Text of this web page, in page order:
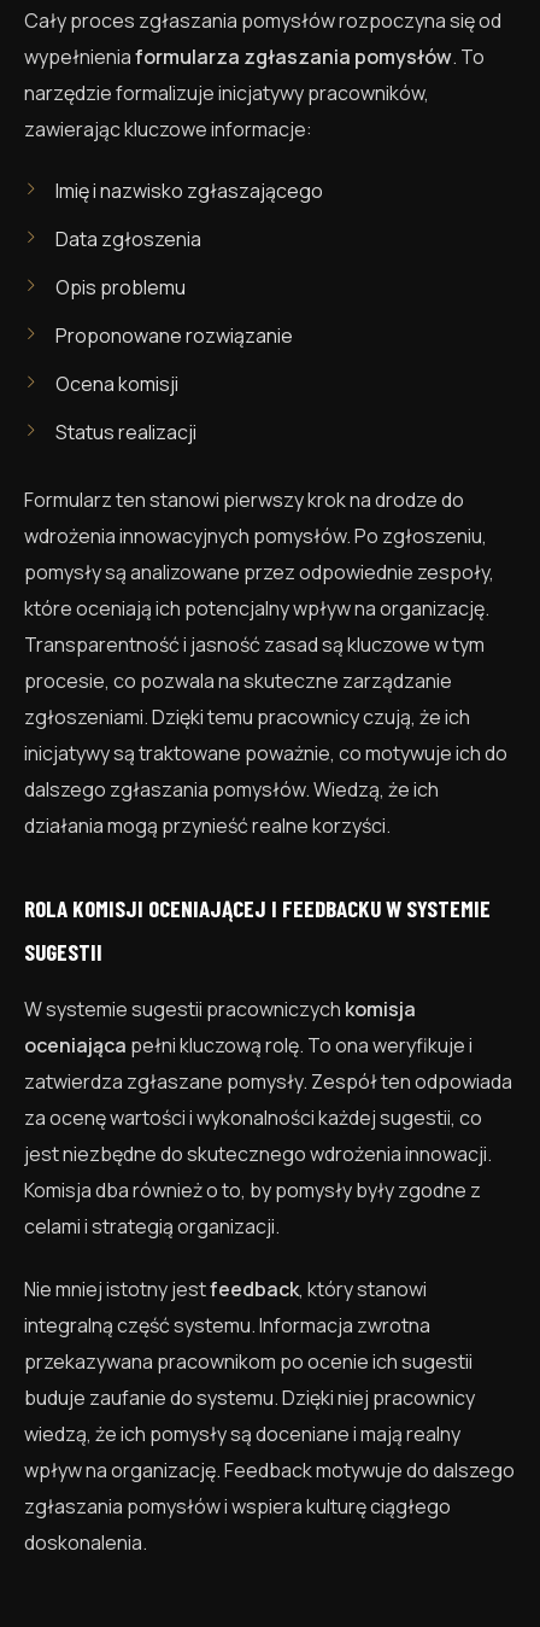
Cały proces zgłaszania pomysłów rozpoczyna się od
wypełnieniaformularza zgłaszania pomysłów. To
narzędzie formalizuje inicjatywy pracowników,
zawierając kluczowe informacje:
Imię i nazwisko zgłaszającego
Data zgłoszenia
Opis problemu
Proponowane rozwiązanie
Ocena komisji
Status realizacji
Formularz ten stanowi pierwszy krok na drodze do
wdrożenia innowacyjnych pomysłów. Po zgłoszeniu,
pomysły są analizowane przez odpowiednie zespoły,
które oceniają ich potencjalny wpływ na organizację.
Transparentność i jasność zasad są kluczowe w tym
procesie, co pozwala na skuteczne zarządzanie
zgłoszeniami. Dzięki temu pracownicy czują, że ich
inicjatywy są traktowane poważnie, co motywuje ich do
dalszego zgłaszania pomysłów. Wiedzą, że ich
działania mogą przynieść realne korzyści.
ROLA KOMISJI OCENIAJĄCEJ I FEEDBACKU W SYSTEMIE
SUGESTII
W systemie sugestii pracowniczych komisja
oceniająca pełni kluczową rolę. To ona weryfikuje i
zatwierdza zgłaszane pomysły. Zespół ten odpowiada
za ocenę wartości i wykonalności każdej sugestii, co
jest niezbędne do skutecznego wdrożenia innowacji.
Komisja dba również o to, by pomysły były zgodne z
celami i strategią organizacji.
Nie mniej istotny jestfeedback, który stanowi
integralną część systemu. Informacja zwrotna
przekazywana pracownikom po ocenie ich sugestii
buduje zaufanie do systemu. Dzięki niej pracownicy
wiedzą, że ich pomysły są doceniane i mają realny
wpływ na organizację. Feedback motywuje do dalszego
zgłaszania pomysłów i wspiera kulturę ciągłego
doskonalenia.